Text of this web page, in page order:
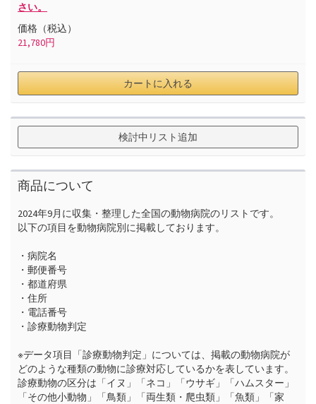
さい。
価格（税込）
21,780円
カートに入れる
検討中リスト追加
商品について
2024年9月に収集・整理した全国の動物病院のリストです。
以下の項目を動物病院別に掲載しております。
・病院名
・郵便番号
・都道府県
・住所
・電話番号
・診療動物判定
※データ項目「診療動物判定」については、掲載の動物病院が
どのような種類の動物に診療対応しているかを表しています。
診療動物の区分は「イヌ」「ネコ」「ウサギ」「ハムスター」
「その他小動物」「鳥類」「両生類・爬虫類」「魚類」「家